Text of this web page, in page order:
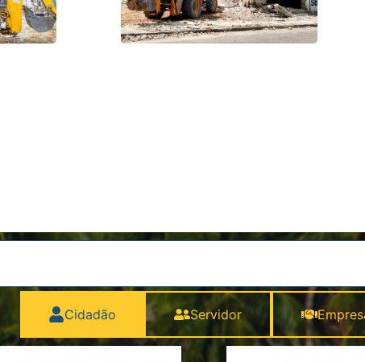
Cidadão Servidor